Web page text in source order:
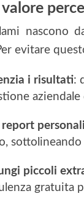
valore
nascono
evitare
i risultati:
piccoli
gratuita